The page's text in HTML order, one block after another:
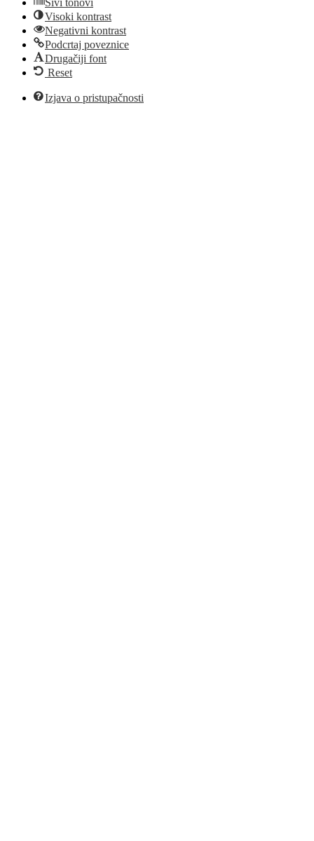
Sivi tonovi
Visoki kontrast
Negativni kontrast
Podcrtaj poveznice
Drugačiji font
Reset
Izjava o pristupačnosti